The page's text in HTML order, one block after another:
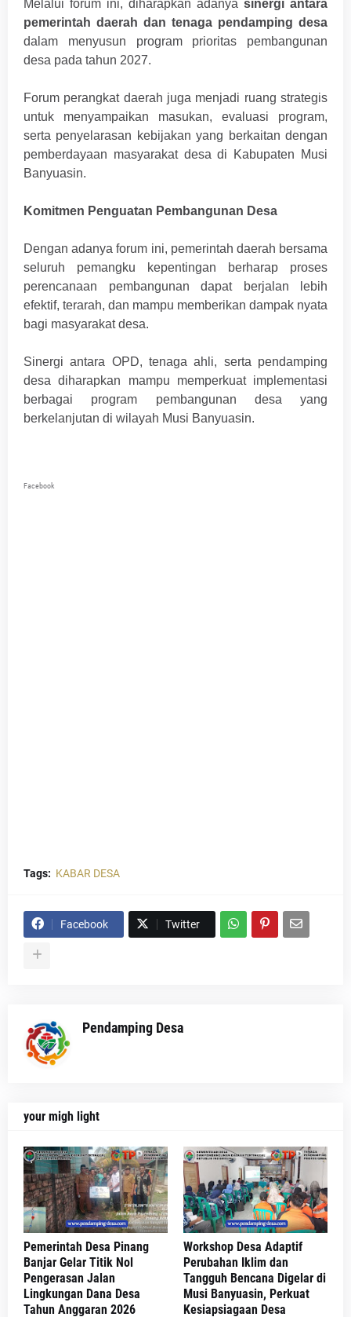
Melalui forum ini, diharapkan adanya sinergi antara
pemerintah daerah dan tenaga pendamping desa
dalam menyusun program prioritas pembangunan
desa pada tahun 2027.
Forum perangkat daerah juga menjadi ruang strategis
untuk menyampaikan masukan, evaluasi program,
serta penyelarasan kebijakan yang berkaitan dengan
pemberdayaan masyarakat desa di Kabupaten Musi
Banyuasin.
Komitmen Penguatan Pembangunan Desa
Dengan adanya forum ini, pemerintah daerah bersama
seluruh pemangku kepentingan berharap proses
perencanaan pembangunan dapat berjalan lebih
efektif, terarah, dan mampu memberikan dampak nyata
bagi masyarakat desa.
Sinergi antara OPD, tenaga ahli, serta pendamping
desa diharapkan mampu memperkuat implementasi
berbagai program pembangunan desa yang
berkelanjutan di wilayah Musi Banyuasin.
Facebook
Tags: KABAR DESA
Facebook Twitter
Pendamping Desa
your migh light
Pemerintah Desa Pinang
Banjar Gelar Titik Nol
Pengerasan Jalan
Lingkungan Dana Desa
Tahun Anggaran 2026
Workshop Desa Adaptif
Perubahan Iklim dan
Tangguh Bencana Digelar di
Musi Banyuasin, Perkuat
Kesiapsiagaan Desa